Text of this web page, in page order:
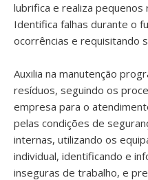
lubrifica e realiza
Identifica falhas durante o
ocorrências e requisitando
Auxilia na manutenção
resíduos, seguindo os
empresa para o
pelas condições de
internas, utilizando os
individual, identificando e
inseguras de trabalho, e